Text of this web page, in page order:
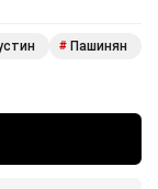
# Пашинян